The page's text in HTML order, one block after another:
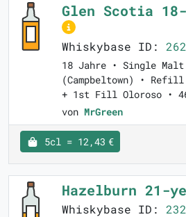
Glen Scotia
Whiskybase ID:
18 Jahre • Single
(Campbeltown) •
+ 1st Fill Oloroso •
von MrGreen
5cl = 12,43 €
Hazelburn 21-
Whiskybase ID: